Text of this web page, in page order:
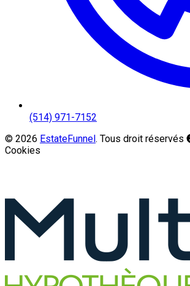
(514) 971-7152
© 2026 EstateFunnel. Tous droit réservés
Cookies